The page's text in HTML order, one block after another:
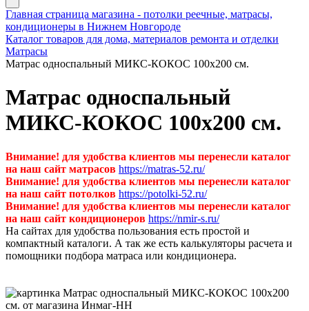
Главная страница магазина - потолки реечные, матрасы,
кондиционеры в Нижнем Новгороде
Каталог товаров для дома, материалов ремонта и отделки
Матрасы
Матрас односпальный МИКС-КОКОС 100х200 см.
Матрас односпальный
МИКС-КОКОС 100х200 см.
Внимание! для удобства клиентов мы перенесли каталог
на наш сайт матрасов https://matras-52.ru/
Внимание! для удобства клиентов мы перенесли каталог
на наш сайт потолков https://potolki-52.ru/
Внимание! для удобства клиентов мы перенесли каталог
на наш сайт кондиционеров https://nmir-s.ru/
На сайтах для удобства пользования есть простой и
компактный каталоги. А так же есть калькуляторы расчета и
помощники подбора матраса или кондиционера.